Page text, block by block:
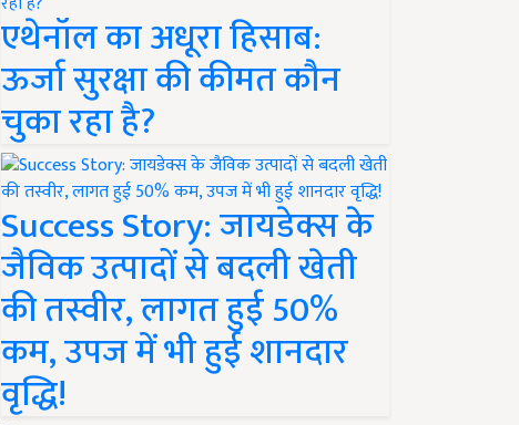
एथेनॉल का अधूरा हिसाब:
ऊर्जा सुरक्षा की कीमत कौन
चुका रहा है?
Success Story: जायडेक्स के
जैविक उत्पादों से बदली खेती
की तस्वीर, लागत हुई 50%
कम, उपज में भी हुई शानदार
वृद्धि!